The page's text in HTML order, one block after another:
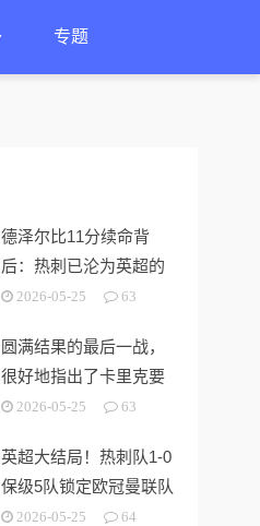
专题
德泽尔比11分续命背
后：热刺已沦为英超的
“系统性风险样本”！
2026-05-25 63
圆满结果的最后一战，
很好地指出了卡里克要
解决的终极问题
2026-05-25 63
英超大结局！热刺队1-0
保级5队锁定欧冠曼联队
第3切尔西无缘欧战
2026-05-25 64